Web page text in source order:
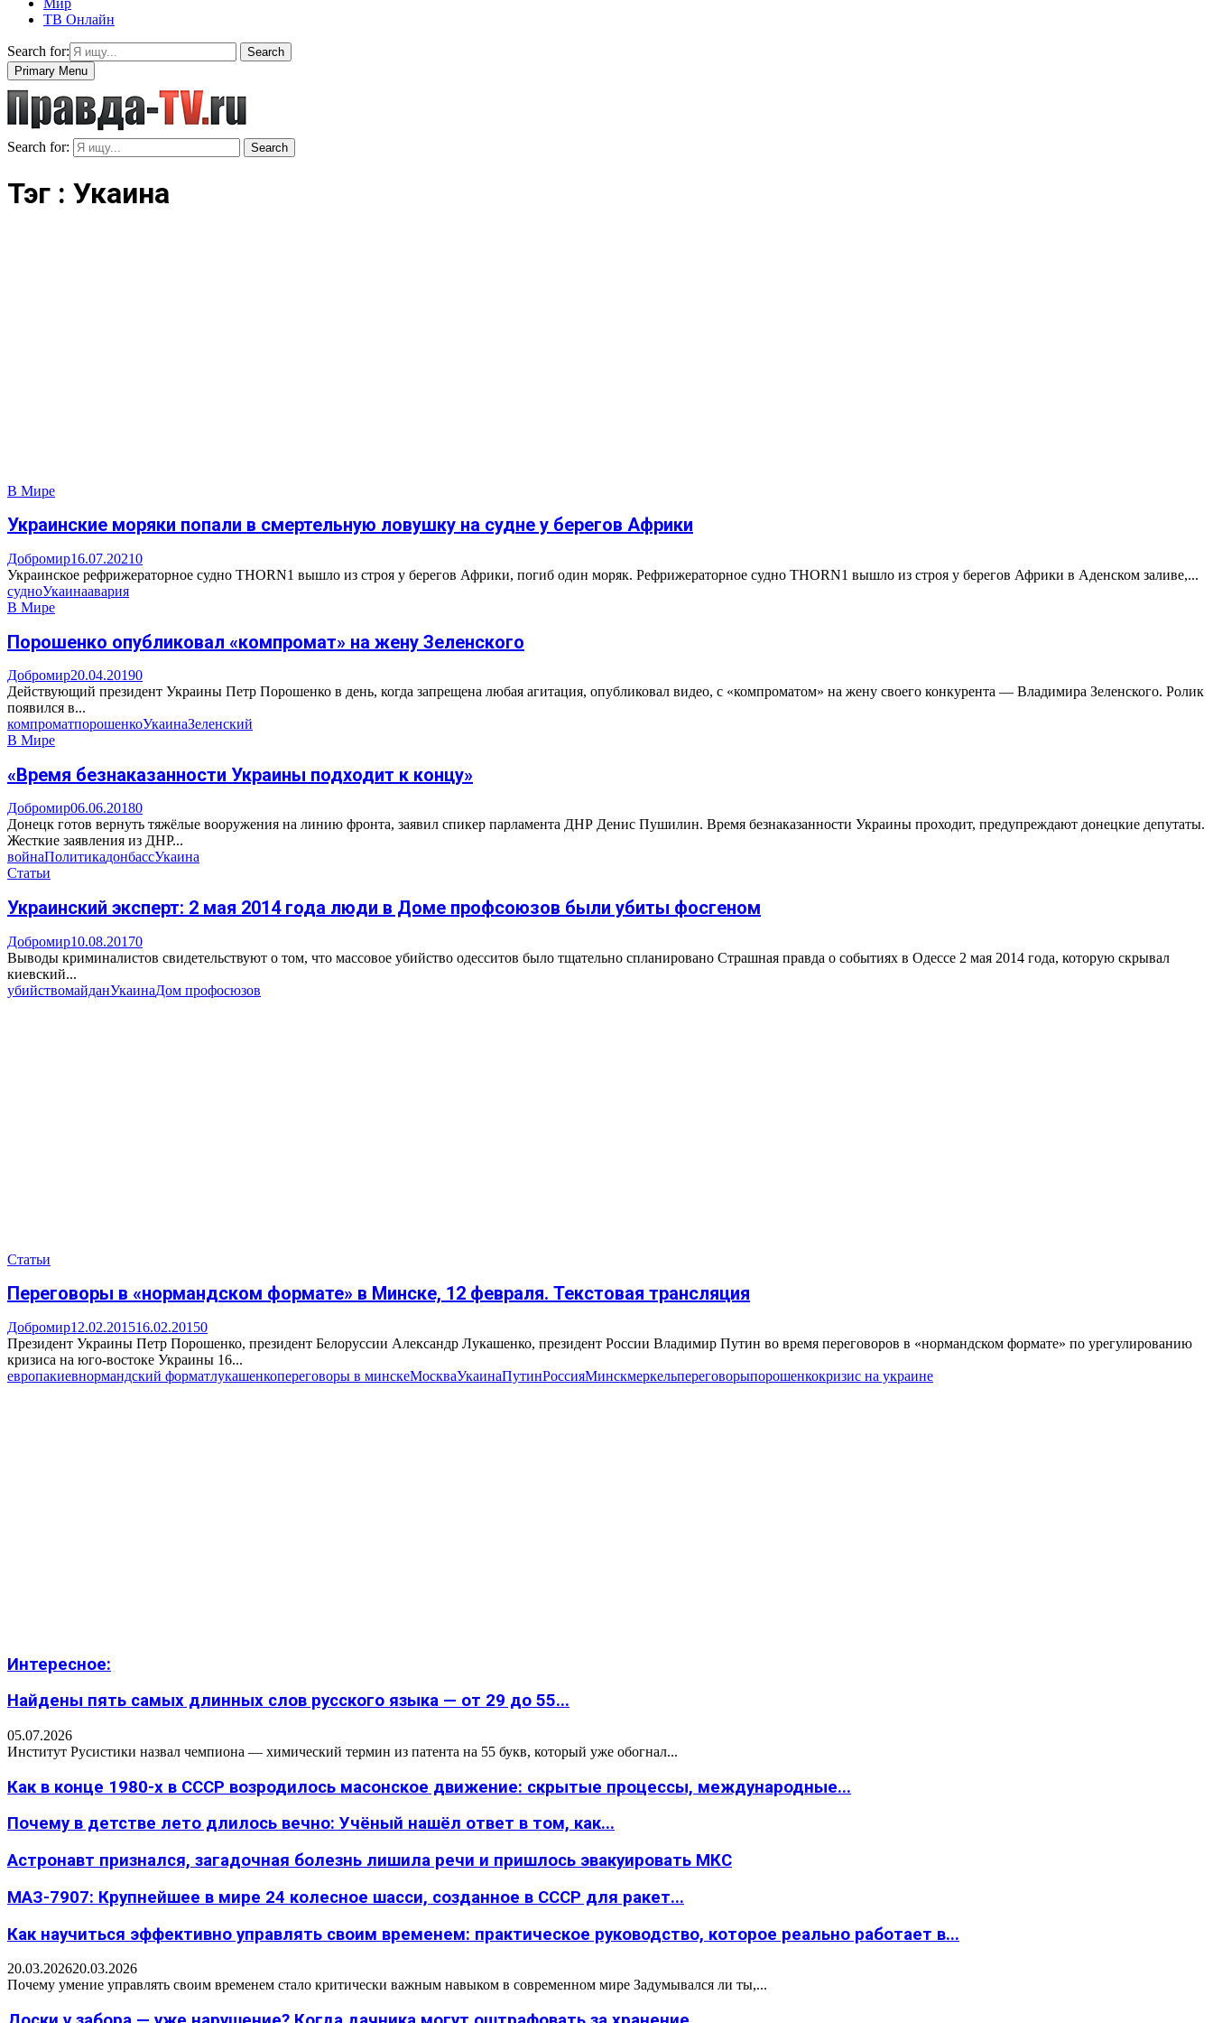
Мир
ТВ Онлайн
Search for:
Search
Primary Menu
Search for: Search
Тэг : Укаина
В Мире
Украинские моряки попали в смертельную ловушку на судне у берегов Африки
Добромир16.07.20210
Украинское рефрижераторное судно THORN1 вышло из строя у берегов Африки, погиб один моряк. Рефрижераторное судно THORN1 вышло из строя у берегов Африки в Аденском заливе,...
судноУкаинаавария
В Мире
Порошенко опубликовал «компромат» на жену Зеленского
Добромир20.04.20190
Действующий президент Украины Петр Порошенко в день, когда запрещена любая агитация, опубликовал видео, с «компроматом» на жену своего конкурента — Владимира Зеленского. Ролик
появился в...
компроматпорошенкоУкаинаЗеленский
В Мире
«Время безнаказанности Украины подходит к концу»
Добромир06.06.20180
Донецк готов вернуть тяжёлые вооружения на линию фронта, заявил спикер парламента ДНР Денис Пушилин. Время безнаказанности Украины проходит, предупреждают донецкие депутаты.
Жесткие заявления из ДНР...
войнаПолитикадонбассУкаина
Статьи
Украинский эксперт: 2 мая 2014 года люди в Доме профсоюзов были убиты фосгеном
Добромир10.08.20170
Выводы криминалистов свидетельствуют о том, что массовое убийство одесситов было тщательно спланировано Страшная правда о событиях в Одессе 2 мая 2014 года, которую скрывал
киевский...
убийствомайданУкаинаДом профосюзов
Статьи
Переговоры в «нормандском формате» в Минске, 12 февраля. Текстовая трансляция
Добромир12.02.201516.02.20150
Президент Украины Петр Порошенко, президент Белоруссии Александр Лукашенко, президент России Владимир Путин во время переговоров в «нормандском формате» по урегулированию
кризиса на юго-востоке Украины 16...
европакиевнормандский форматлукашенкопереговоры в минскеМоскваУкаинаПутинРоссияМинскмеркельпереговорыпорошенкокризис на украине
Интересное:
Найдены пять самых длинных слов русского языка — от 29 до 55...
05.07.2026
Институт Русистики назвал чемпиона — химический термин из патента на 55 букв, который уже обогнал...
Как в конце 1980-х в СССР возродилось масонское движение: скрытые процессы, международные...
Почему в детстве лето длилось вечно: Учёный нашёл ответ в том, как...
Астронавт признался, загадочная болезнь лишила речи и пришлось эвакуировать МКС
МАЗ-7907: Крупнейшее в мире 24 колесное шасси, созданное в СССР для ракет...
Как научиться эффективно управлять своим временем: практическое руководство, которое реально работает в...
20.03.202620.03.2026
Почему умение управлять своим временем стало критически важным навыком в современном мире Задумывался ли ты,...